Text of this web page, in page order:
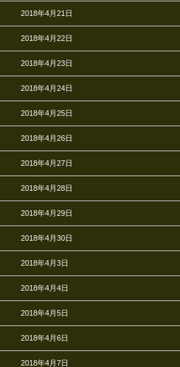
2018年4月21日
2018年4月22日
2018年4月23日
2018年4月24日
2018年4月25日
2018年4月26日
2018年4月27日
2018年4月28日
2018年4月29日
2018年4月30日
2018年4月3日
2018年4月4日
2018年4月5日
2018年4月6日
2018年4月7日